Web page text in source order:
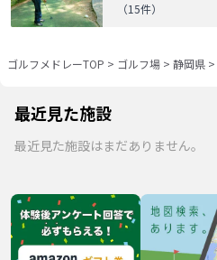
（15件）
ゴルフメドレーTOP > ゴルフ場 > 静岡県 >
最近見た施設
最近見た施設はまだありません。